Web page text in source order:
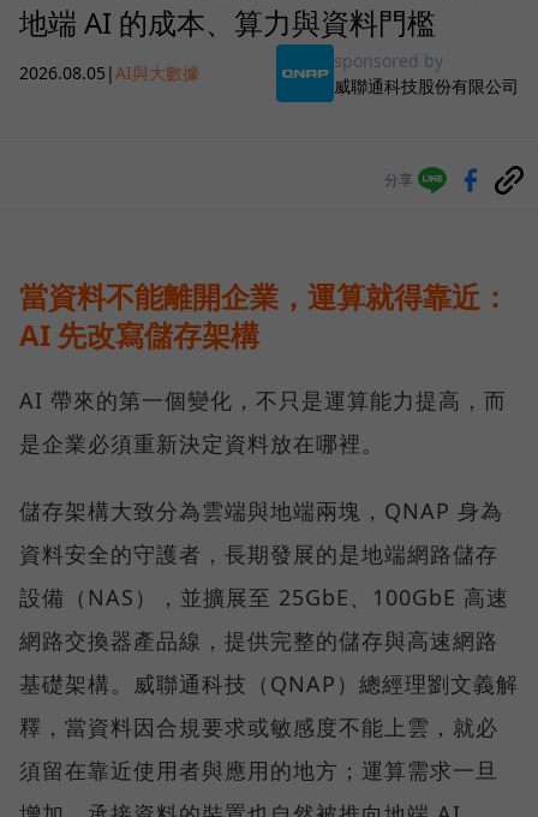
地端 AI 的成本、算力與資料門檻
2026.08.05 |AI與大數據
sponsored by
威聯通科技股份有限公司
分享
當資料不能離開企業，運算就得靠近：
AI 先改寫儲存架構
AI 帶來的第一個變化，不只是運算能力提高，而
是企業必須重新決定資料放在哪裡。
儲存架構大致分為雲端與地端兩塊，QNAP 身為
資料安全的守護者，長期發展的是地端網路儲存
設備（NAS），並擴展至 25GbE、100GbE 高速
網路交換器產品線，提供完整的儲存與高速網路
基礎架構。威聯通科技（QNAP）總經理劉文義解
釋，當資料因合規要求或敏感度不能上雲，就必
須留在靠近使用者與應用的地方；運算需求一旦